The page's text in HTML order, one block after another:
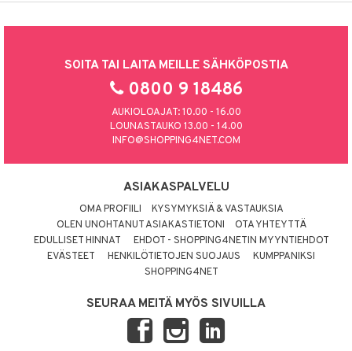
SOITA TAI LAITA MEILLE SÄHKÖPOSTIA
0800 9 18486
AUKIOLOAJAT: 10.00 - 16.00
LOUNASTAUKO 13.00 - 14.00
INFO@SHOPPING4NET.COM
ASIAKASPALVELU
OMA PROFIILI
KYSYMYKSIÄ & VASTAUKSIA
OLEN UNOHTANUT ASIAKASTIETONI
OTA YHTEYTTÄ
EDULLISET HINNAT
EHDOT - SHOPPING4NETIN MYYNTIEHDOT
EVÄSTEET
HENKILÖTIETOJEN SUOJAUS
KUMPPANIKSI
SHOPPING4NET
SEURAA MEITÄ MYÖS SIVUILLA